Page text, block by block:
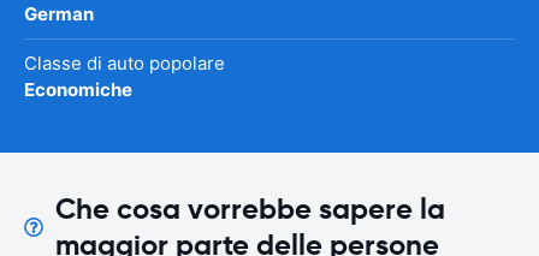
German
Classe di auto popolare
Economiche
Che cosa vorrebbe sapere la
maggior parte delle persone